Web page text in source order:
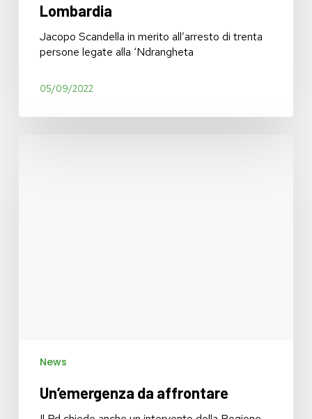
Lombardia
Jacopo Scandella in merito all’arresto di trenta
persone legate alla ‘Ndrangheta
05/09/2022
News
Un’emergenza da affrontare